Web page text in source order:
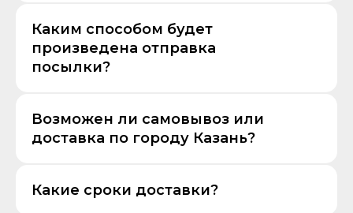
Каким способом будет
произведена отправка
посылки?
Возможен ли самовывоз или
доставка по городу Казань?
Какие сроки доставки?